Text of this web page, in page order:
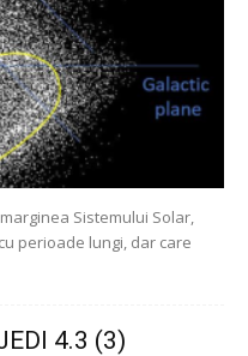
Sistemului Solar,
perioade lungi, dar care
4.3 (3)